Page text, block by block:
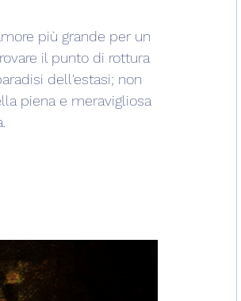
più grande per un
il punto di rottura
dell'estasi; non
piena e meravigliosa